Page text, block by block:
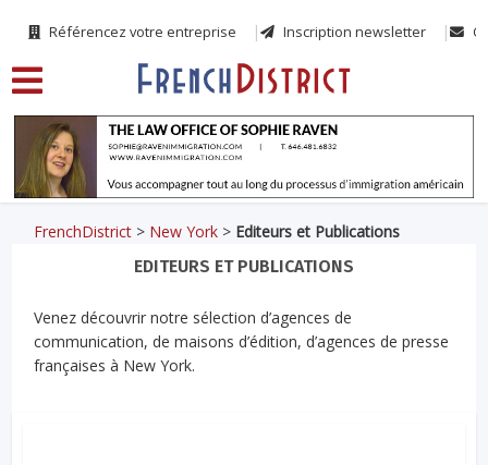
Référencez votre entreprise Inscription newsletter
FrenchDistrict > New York > Editeurs et Publications
EDITEURS ET PUBLICATIONS
Venez découvrir notre sélection d’agences de
communication, de maisons d’édition, d’agences de presse
françaises à New York.